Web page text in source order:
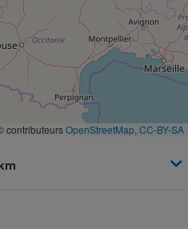
contributeursOpenStreetMap CC-BY-SA
Complément
alimentaire
Assurance emprunteur
Petit électroménager -
Mutuelle